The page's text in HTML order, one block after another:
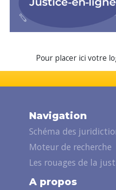
Pour placer ici votre
Navigation
Schéma des
Moteur de recherche
Les rouages de la
A propos